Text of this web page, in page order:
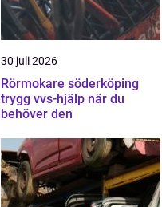
30 juli 2026
Rörmokare söderköping
trygg vvs-hjälp när du
behöver den